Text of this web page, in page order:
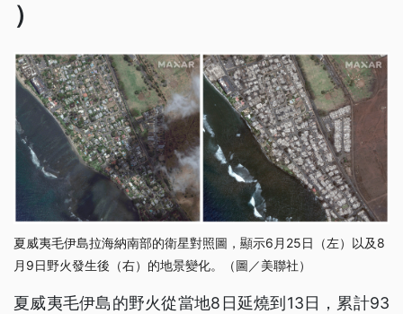
）
夏威夷毛伊島拉海納南部的衛星對照圖，顯示6月25日（左）以及8
月9日野火發生後（右）的地景變化。（圖／美聯社）
夏威夷毛伊島的野火從當地8日延燒到13日，累計93